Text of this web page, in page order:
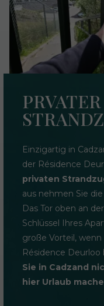
PRVATER
Einzigartig in
der Résidence
privaten
aus nehmen Sie
Das Tor oben an
Schlüssel Ihres
große Vorteil,
Résidence Deurloo
Sie in Cadzand
hier Urlaub